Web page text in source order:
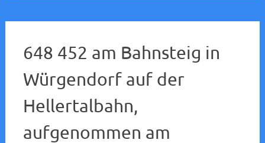
648 452 am Bahnsteig in
Würgendorf auf der
Hellertalbahn,
aufgenommen am